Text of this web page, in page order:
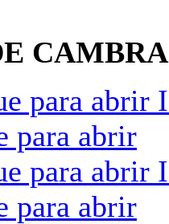
CAMBRA
para abrir
para abrir